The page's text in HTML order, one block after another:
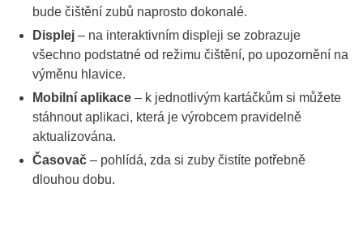
bude čištění zubů naprosto dokonalé.
Displej – na interaktivním displeji se zobrazuje
všechno podstatné od režimu čištění, po upozornění na
výměnu hlavice.
Mobilní aplikace – k jednotlivým kartáčkům si můžete
stáhnout aplikaci, která je výrobcem pravidelně
aktualizována.
Časovač – pohlídá, zda si zuby čistíte potřebně
dlouhou dobu.